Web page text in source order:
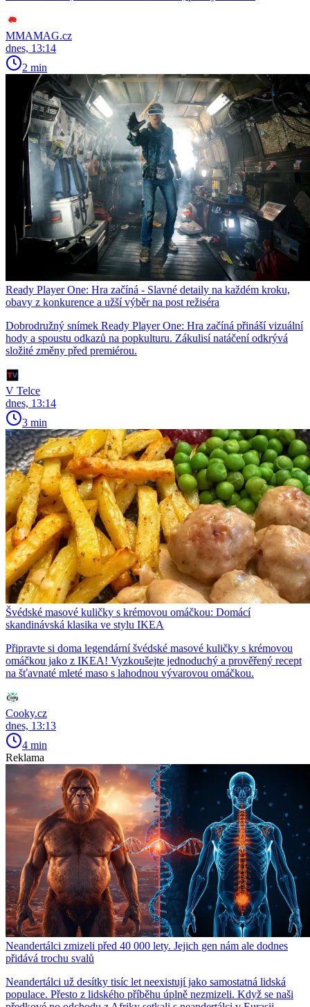
MMAMAG.cz
dnes, 13:14
2 min
Ready Player One: Hra začíná - Slavné detaily na každém kroku,
obavy z konkurence a užší výběr na post režiséra
Dobrodružný snímek Ready Player One: Hra začíná přináší vizuální
hody a spoustu odkazů na popkulturu. Zákulisí natáčení odkrývá
složité změny před premiérou.
V Telce
dnes, 13:14
3 min
Švédské masové kuličky s krémovou omáčkou: Domácí
skandinávská klasika ve stylu IKEA
Připravte si doma legendární švédské masové kuličky s krémovou
omáčkou jako z IKEA! Vyzkoušejte jednoduchý a prověřený recept
na šťavnaté mleté maso s lahodnou vývarovou omáčkou.
Cooky.cz
dnes, 13:13
4 min
Reklama
Neandertálci zmizeli před 40 000 lety. Jejich gen nám ale dodnes
přidává trochu svalů
Neandertálci už desítky tisíc let neexistují jako samostatná lidská
populace. Přesto z lidského příběhu úplně nezmizeli. Když se naši